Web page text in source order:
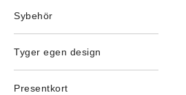
Sybehör
Tyger egen design
Presentkort